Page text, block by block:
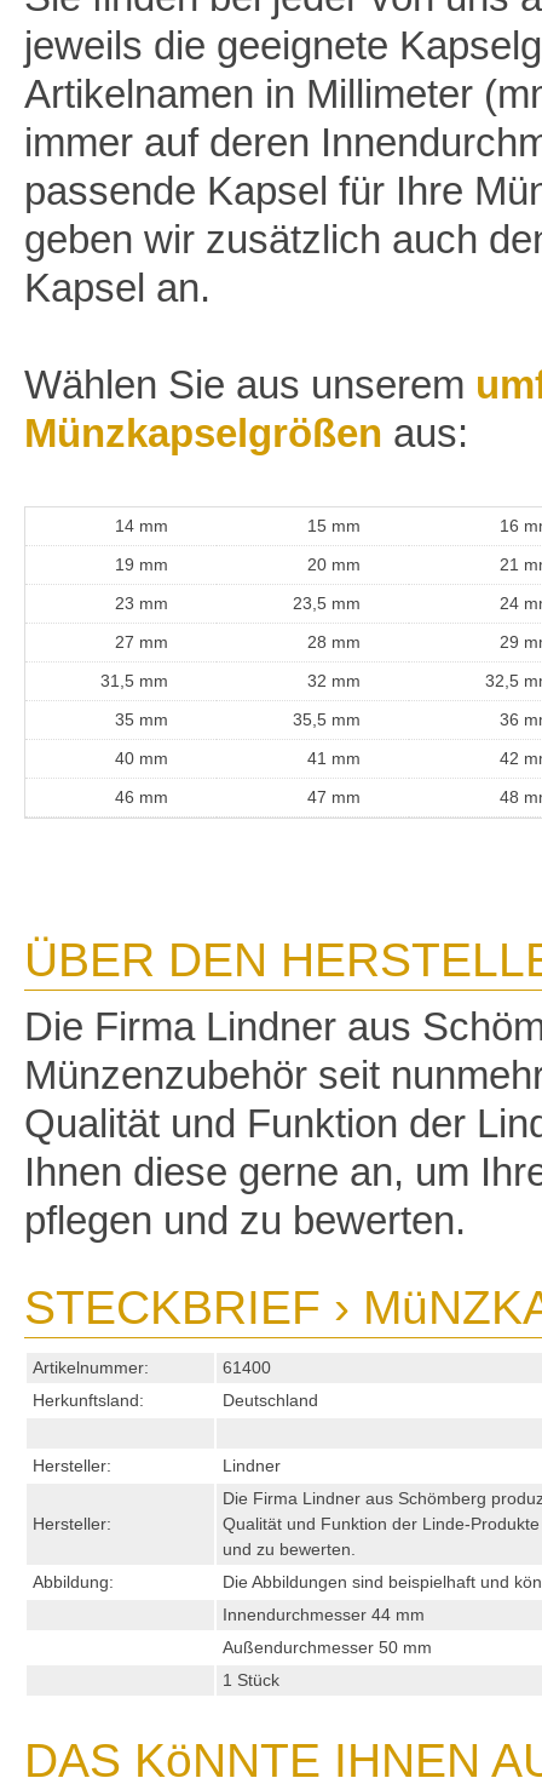
jeweils die geeignete
Artikelnamen in Millimeter
immer auf deren
passende Kapsel für Ihre
geben wir zusätzlich auch
Kapsel an.
Wählen Sie aus unserem
Münzkapselgrößen aus:
14 mm 15 mm
16
19 mm
20 mm
21
23 mm
23,5 mm
24
27 mm
28 mm
29
31,5 mm
32 mm
32,5
35 mm
35,5 mm
36
40 mm
41 mm
42
46 mm
47 mm 48
ÜBER DEN
Die Firma Lindner aus
Münzenzubehör seit
Qualität und Funktion der
Ihnen diese gerne an, um
pflegen und zu bewerten.
STECKBRIEF ›
Artikelnummer:
61400
Herkunftsland:
Deutschland
Hersteller: Lindner
Hersteller:
Die Firma Lindner aus Schömberg
Qualität und Funktion der Linde-
und zu bewerten.
Abbildung:
Die Abbildungen sind beispielhaft und
Innendurchmesser 44 mm
Außendurchmesser 50 mm
1 Stück
DAS KöNNTE IHNEN